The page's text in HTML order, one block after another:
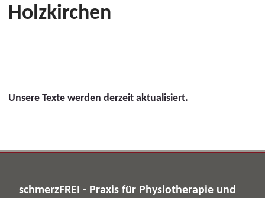
Holzkirchen
Unsere Texte werden derzeit aktualisiert.
schmerzFREI - Praxis für Physiotherapie und